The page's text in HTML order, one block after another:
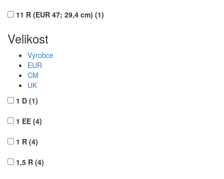
11 R (EUR 47; 29,4 cm) (1)
Velikost
Výrobce
EUR
CM
UK
1 D (1)
1 EE (4)
1 R (4)
1,5 R (4)